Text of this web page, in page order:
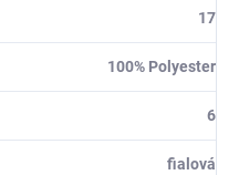
17
100% Polyester
6
fialová